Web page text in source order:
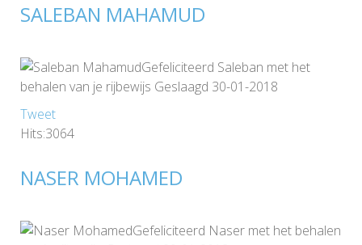
SALEBAN MAHAMUD
Gefeliciteerd Saleban met het
behalen van je rijbewijs Geslaagd 30-01-2018
Tweet
Hits:3064
NASER MOHAMED
Gefeliciteerd Naser met het behalen